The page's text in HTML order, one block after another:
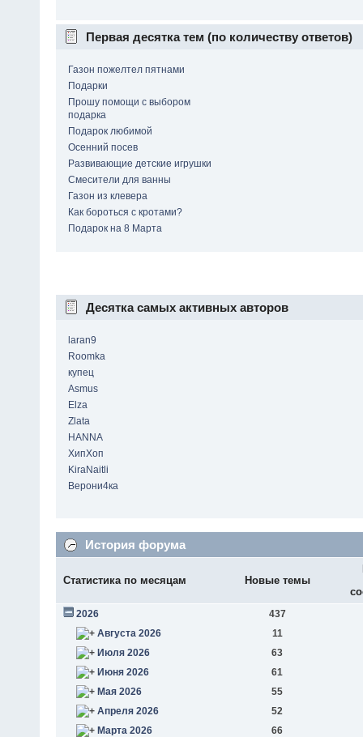
Первая десятка тем (по количеству ответов)
Газон пожелтел пятнами
Подарки
Прошу помощи с выбором
подарка
Подарок любимой
Осенний посев
Развивающие детские игрушки
Смесители для ванны
Газон из клевера
Как бороться с кротами?
Подарок на 8 Марта
Десятка самых активных авторов
laran9
Roomka
купец
Asmus
Elza
Zlata
HANNA
ХипХоп
KiraNaitli
Верони4ка
История форума
Статистика по месяцам Новые темы
2026
437
Августа 2026
11
Июля 2026
63
Июня 2026
61
Мая 2026
55
Апреля 2026
52
Марта 2026
66